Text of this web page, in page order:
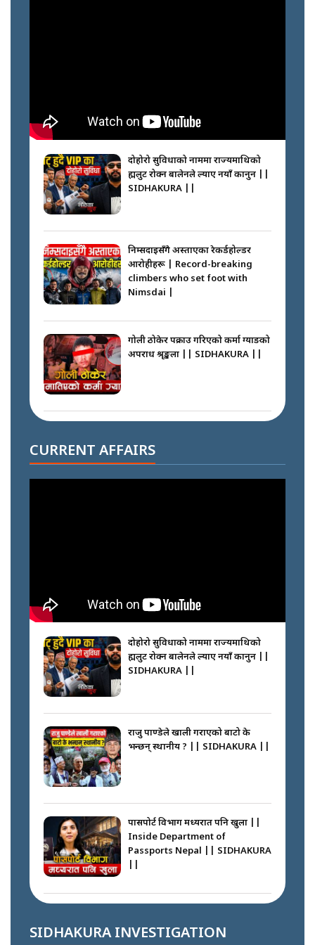
दोहोरो सुविधाको नाममा राज्यमाथिको
ब्रह्मलुट रोक्न बालेनले ल्याए नयाँ कानुन ||
SIDHAKURA ||
निम्सदाइसँगै अस्ताएका रेकर्डहोल्डर
आरोहीहरू | Record-breaking
climbers who set foot with
Nimsdai |
गोली ठोकेर पक्राउ गरिएको कर्मा ग्याङको
अपराध श्रृङ्खला || SIDHAKURA ||
सल्किएको आगो निभाउनेहरू ||
SIDHAKURA || THE REPORTER
कप्तानगञ्जपछि मधेसमा के हुँदैछ ?
आगो निभाउने कि तेल थप्ने ? WHATS
HAPPENING IN MADHESH ? ||
भयो ? के के भयो ? || SUNSARI
CASE || SIDHAKURA || THE
REPORTER ||
प्रहरी ? Police repeatedly fail to
control crowds ?
SIDHAKURA || THE REPORTER
CURRENT AFFAIRS
दोहोरो सुविधाको नाममा राज्यमाथिको
ब्रह्मलुट रोक्न बालेनले ल्याए नयाँ कानुन ||
SIDHAKURA ||
राजु पाण्डेले खाली गराएको बाटो के
भन्छन् स्थानीय ? || SIDHAKURA ||
पासपोर्ट विभाग मध्यरात पनि खुला ||
Inside Department of
Passports Nepal || SIDHAKURA
the Gas Go? || SIDHAKURA ||
SIDHAKURA INVESTIGATION